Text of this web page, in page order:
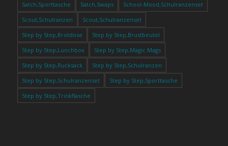
Satch,Sporttasche
Satch,Swaps
School-Mood,Schulranzenset
Scout,Schulranzen
Scout,Schulranzenset
Step by Step,Brotdose
Step by Step,Brustbeutel
Step by Step,Lunchbox
Step by Step,Magic Mags
Step by Step,Rucksack
Step by Step,Schulranzen
Step by Step,Schulranzenset
Step by Step,Sporttasche
Step by Step,Trinkflasche